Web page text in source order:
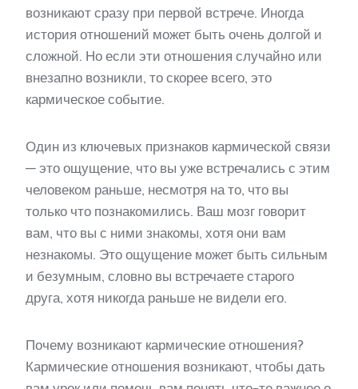
возникают сразу при первой встрече. Иногда
история отношений может быть очень долгой и
сложной. Но если эти отношения случайно или
внезапно возникли, то скорее всего, это
кармическое событие.
Один из ключевых признаков кармической связи
— это ощущение, что вы уже встречались с этим
человеком раньше, несмотря на то, что вы
только что познакомились. Ваш мозг говорит
вам, что вы с ними знакомы, хотя они вам
незнакомы. Это ощущение может быть сильным
и безумным, словно вы встречаете старого
друга, хотя никогда раньше не видели его.
Почему возникают кармические отношения?
Кармические отношения возникают, чтобы дать